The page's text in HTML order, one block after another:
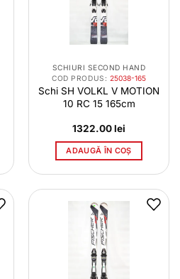
SCHIURI SECOND HAND
COD PRODUS: 25038-165
Schi SH VOLKL V MOTION
10 RC 15 165cm
1322.00lei
ADAUGĂ ÎN COȘ